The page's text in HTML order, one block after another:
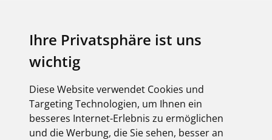
Ihre Privatsphäre ist uns
wichtig
Diese Website verwendet Cookies und
Targeting Technologien, um Ihnen ein
besseres Internet-Erlebnis zu ermöglichen
und die Werbung, die Sie sehen, besser an